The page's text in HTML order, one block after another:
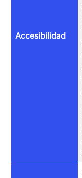
Accesibilidad